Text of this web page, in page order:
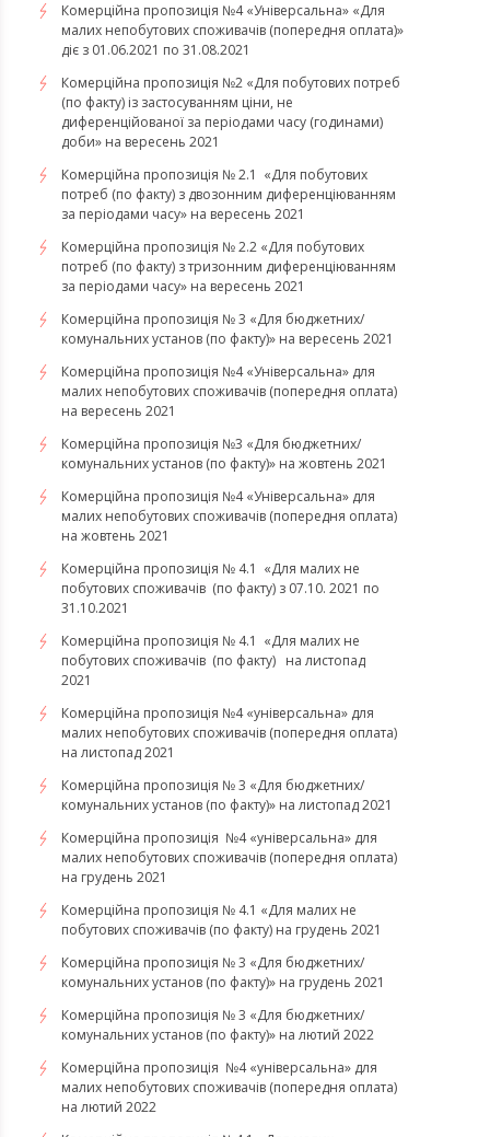
Комерційна пропозиція №4 «Універсальна» «Для
малих непобутових споживачів (попередня оплата)»
діє з 01.06.2021 по 31.08.2021
Комерційна пропозиція №2 «Для побутових потреб
(по факту) із застосуванням ціни, не
диференційованої за періодами часу (годинами)
доби» на вересень 2021
Комерційна пропозиція № 2.1 «Для побутових
потреб (по факту) з двозонним диференціюванням
за періодами часу» на вересень 2021
Комерційна пропозиція № 2.2 «Для побутових
потреб (по факту) з тризонним диференціюванням
за періодами часу» на вересень 2021
Комерційна пропозиція № 3 «Для бюджетних/
комунальних установ (по факту)» на вересень 2021
Комерційна пропозиція №4 «Універсальна» для
малих непобутових споживачів (попередня оплата)
на вересень 2021
Комерційна пропозиція №3 «Для бюджетних/
комунальних установ (по факту)» на жовтень 2021
Комерційна пропозиція №4 «Універсальна» для
малих непобутових споживачів (попередня оплата)
на жовтень 2021
Комерційна пропозиція № 4.1 «Для малих не
побутових споживачів (по факту) з 07.10. 2021 по
31.10.2021
​​​​​​​Комерційна пропозиція № 4.1 «Для малих не
побутових споживачів (по факту) на листопад
2021
Комерційна пропозиція №4 «універсальна» для
малих непобутових споживачів (попередня оплата)
на листопад 2021
Комерційна пропозиція № 3 «Для бюджетних/
комунальних установ (по факту)» на листопад 2021
Комерційна пропозиція №4 «універсальна» для
малих непобутових споживачів (попередня оплата)
на грудень 2021
Комерційна пропозиція № 4.1 «Для малих не
побутових споживачів (по факту) на грудень 2021
Комерційна пропозиція № 3 «Для бюджетних/
комунальних установ (по факту)» на грудень 2021
​​​​​​Комерційна пропозиція № 3 «Для бюджетних/
комунальних установ (по факту)» на лютий 2022
Комерційна пропозиція №4 «універсальна» для
малих непобутових споживачів (попередня оплата)
на лютий 2022